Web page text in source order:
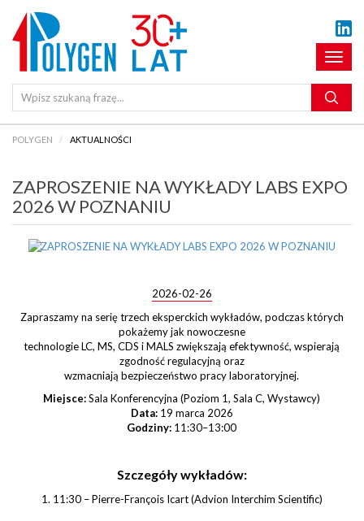
Pokaż
menu
POLYGEN AKTUALNOŚCI
ZAPROSZENIE NA WYKŁADY LABS EXPO
2026 W POZNANIU
2026-02-26
Zapraszamy na serię trzech eksperckich wykładów, podczas których
pokażemy jak nowoczesne
technologie LC, MS, CDS i MALS zwiększają efektywność, wspierają
zgodność regulacyjną oraz
wzmacniają bezpieczeństwo pracy laboratoryjnej.
Miejsce:Sala Konferencyjna (Poziom 1, Sala C, Wystawcy)
Data: 19 marca 2026
Godziny: 11:30–13:00
Szczegóły wykładów:
1. 11:30 – Pierre-François Icart (Advion Interchim Scientific)